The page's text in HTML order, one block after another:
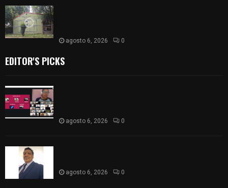
agosto 6, 2026 0
EDITOR'S PICKS
agosto 6, 2026 0
agosto 6, 2026 0